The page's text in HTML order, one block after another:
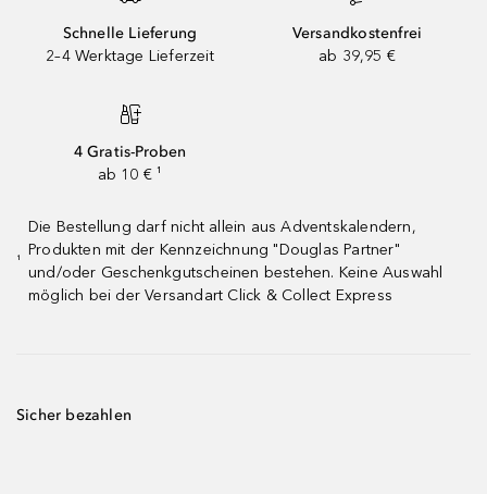
Schnelle Lieferung
2–4 Werktage Lieferzeit
Versandkostenfrei
ab 39,95 €
4 Gratis-Proben
ab 10 € ¹
¹
Die Bestellung darf nicht allein aus Adventskalendern,
Produkten mit der Kennzeichnung "Douglas Partner"
und/oder Geschenkgutscheinen bestehen. Keine Auswahl
möglich bei der Versandart Click & Collect Express
Sicher bezahlen